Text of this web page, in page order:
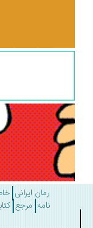
رمان ایرانی خاطره،
مرجع کتابشناسی